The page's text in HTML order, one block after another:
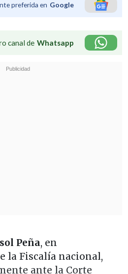
preferida en Google
canal de Whatsapp
Peña, en
la Fiscalía nacional,
ante la Corte